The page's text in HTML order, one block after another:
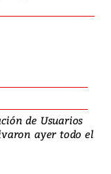
de Usuarios
ayer todo el